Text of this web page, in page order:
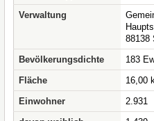
Verwaltung
88138
Bevölkerungsdichte
183
Fläche
16,00
Einwohner
2.931